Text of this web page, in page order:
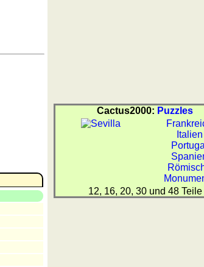
Cactus2000: Puzzles
Italien
Portugal
12, 16, 20, 30 und 48 Teile